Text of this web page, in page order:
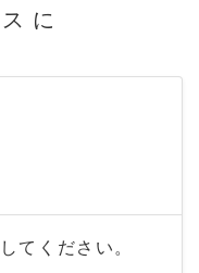
に
てください。